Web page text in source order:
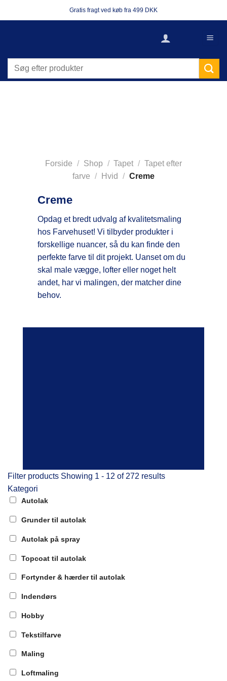
til
Gratis fragt ved køb fra 499 DKK
Søg
Forside / Shop / Tapet / Tapet efter
farve
/ Hvid / Creme
Creme
Opdag et bredt udvalg af kvalitetsmaling
hos Farvehuset! Vi tilbyder produkter i
forskellige nuancer, så du kan finde den
perfekte farve til dit projekt. Uanset om du
skal male vægge, lofter eller noget helt
andet, har vi malingen, der matcher dine
behov.
Filter products Showing 1 - 12 of 272 results
Kategori
Autolak
Grunder til autolak
Autolak på spray
Topcoat til autolak
Fortynder & hærder til autolak
Indendørs
Hobby
Tekstilfarve
Maling
Loftmaling